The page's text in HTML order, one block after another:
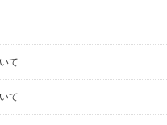
て
て